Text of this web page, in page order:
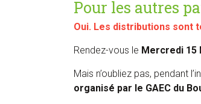
Pour les autres
Oui. Les distributions sont
Rendez-vous le Mercredi 15
Mais n’oubliez pas, pendant
organisé par le GAEC du